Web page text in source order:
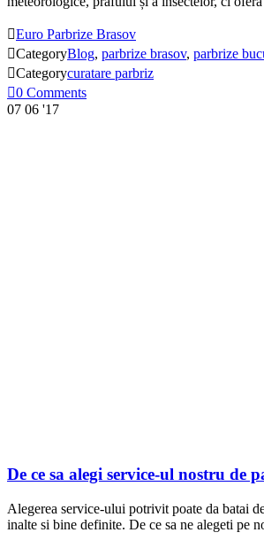
Euro Parbrize Brasov
CategoryBlog, parbrize brasov, parbrize
Categorycuratare parbriz
0 Comments
07 06 '17
De ce sa alegi service-ul nostru de
Alegerea service-ului potrivit poate da batai
inalte si bine definite. De ce sa ne alegeti pe